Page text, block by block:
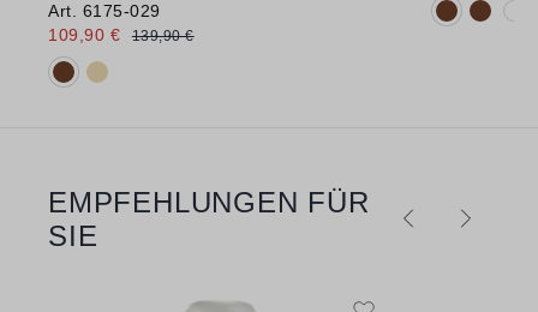
Art. 6175-029
109,90 €
139,90 €
Verfügbare Farbvarianten:
Verfügbare
Produktgalerie überspringen
EMPFEHLUNGEN FÜR
SIE